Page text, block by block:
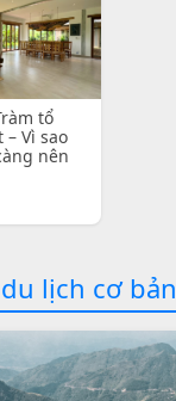
tổ
Vì sao
nên
lịch cơ bản